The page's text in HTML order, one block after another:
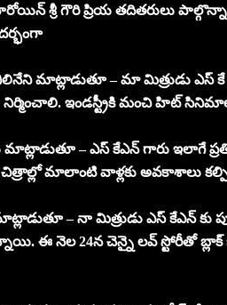
శ్రీ గౌరి ప్రియ తదితరులు
మాట్లాడుతూ – మా మిత్రుడు ఎస్ కే
నిర్మించాలి. ఇండస్ట్రీకి మంచి హిట్
– ఎస్ కేఎన్ గారు ఇలాగే
మాలాంటి వాళ్లకు అవకాశాలు
– నా మిత్రుడు ఎస్ కేఎన్ కు
ఈ నెల 24న చెన్నై లవ్ స్టోరీతో బ్లాక్